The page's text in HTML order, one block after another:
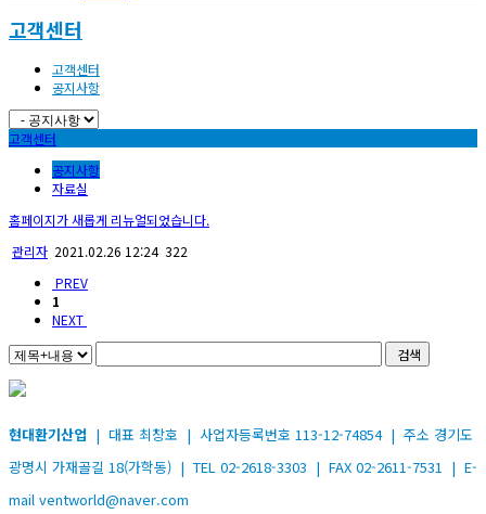
고객센터
고객센터
공지사항
고객센터
공지사항
자료실
홈페이지가 새롭게 리뉴얼되었습니다.
관리자 2021.02.26 12:24 322
PREV
1
NEXT
검색
현대환기산업 | 대표 최창호 | 사업자등록번호 113-12-74854 | 주소 경기도
광명시 가재골길 18(가학동) | TEL 02-2618-3303 | FAX 02-2611-7531 | E-
mail ventworld@naver.com